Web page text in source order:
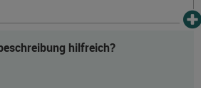
hilfreich?